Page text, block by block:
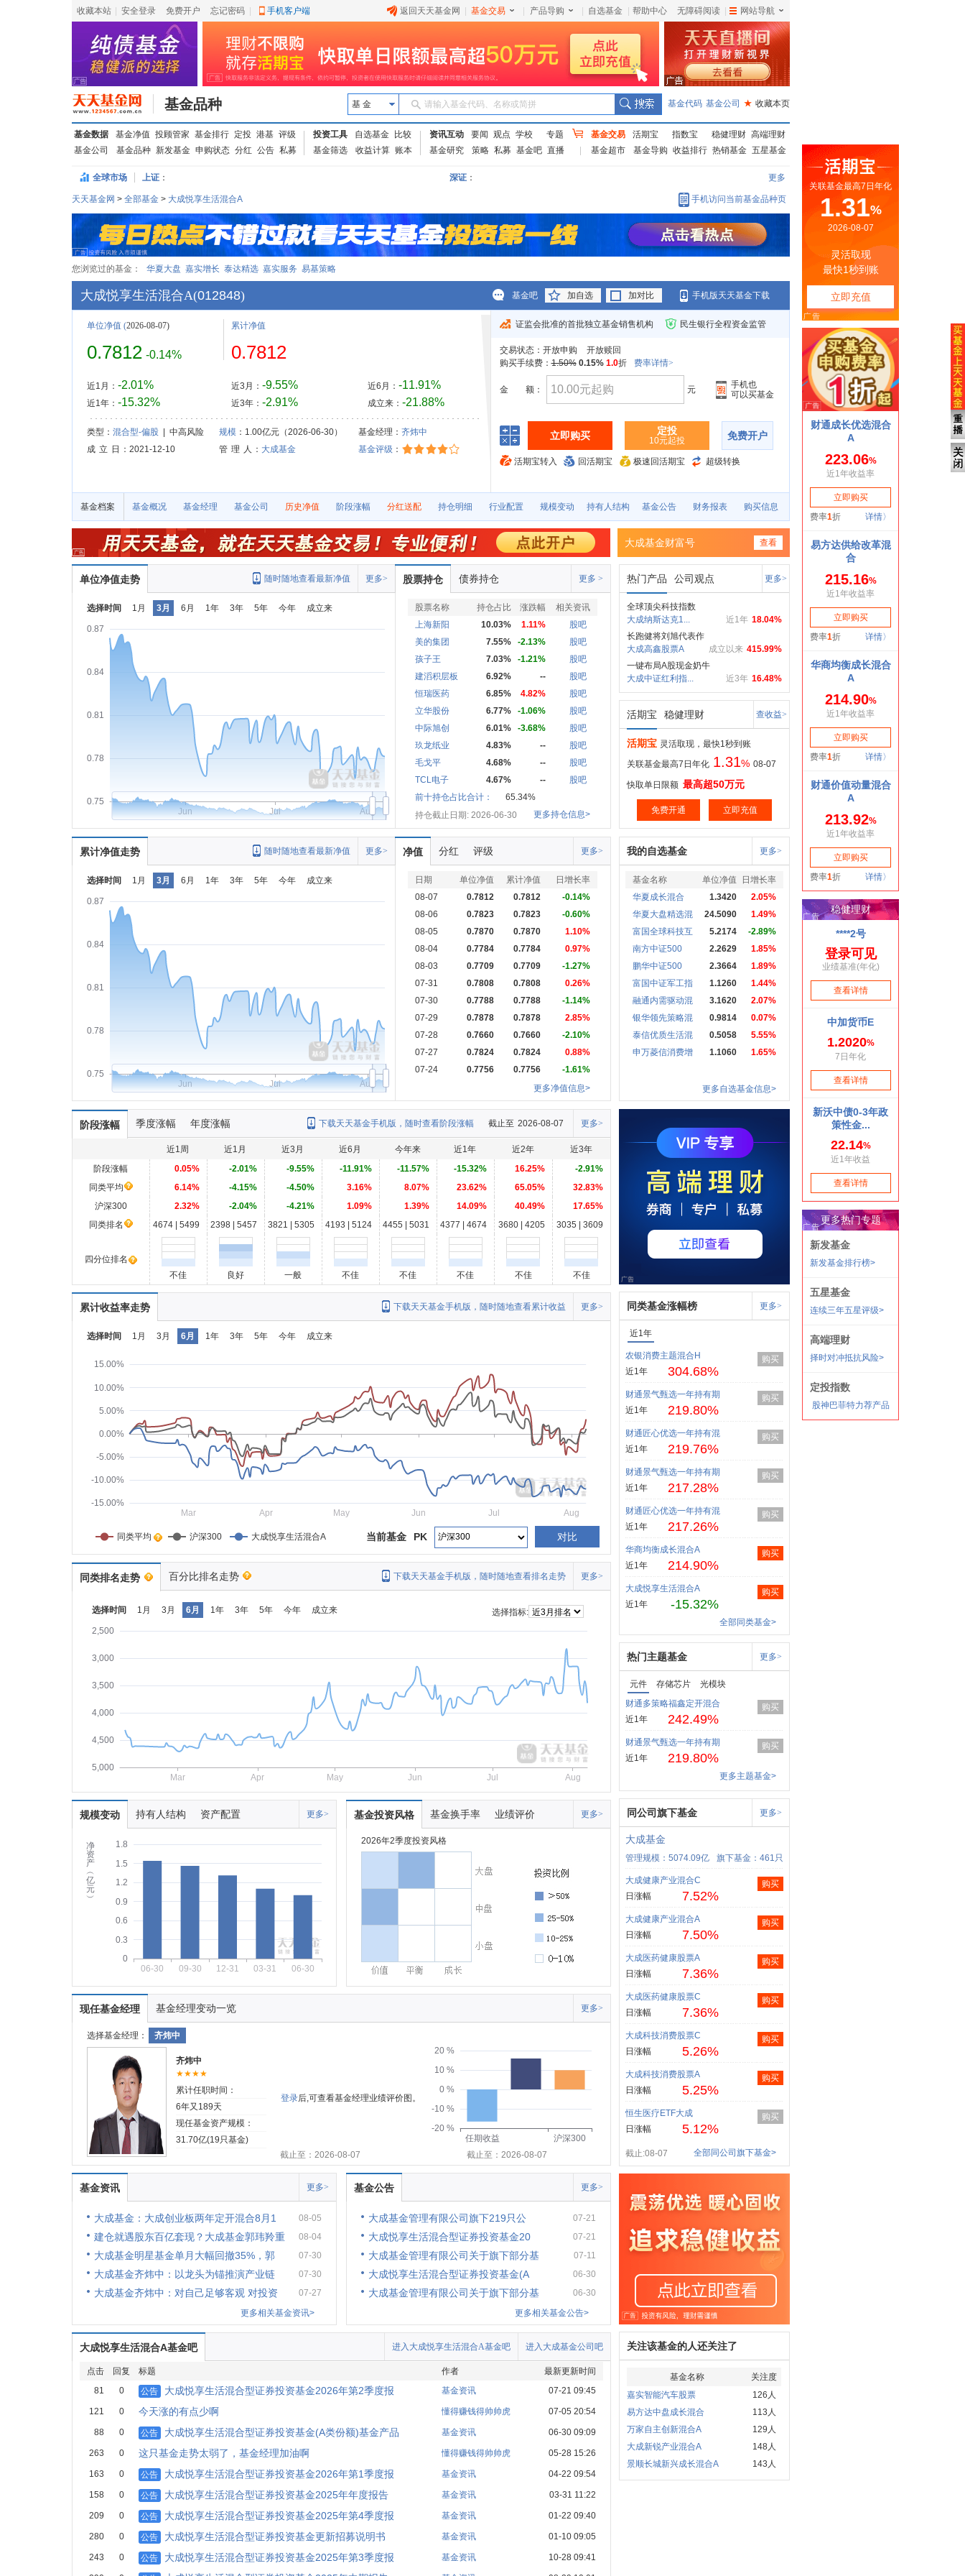
收藏本站 安全登录 免费开户 忘记密码 手机客户端 返回天天基金网 基金交易 产品导购 自选基金 帮助中心 无障碍阅读 网站导航
基金品种 基 金 请输入基金代码、名称或简拼 基金代码 基金公司 ★ 收藏本页
基金数据 基金净值 投顾管家 基金排行 定投 港基 评级
基金公司
基金品种 新发基金 申购状态 分红 公告 私募
投资工具 自选基金
比较
基金筛选
收益计算 账本
资讯互动 要闻 观点 学校
专题
基金研究
策略 私募 基金吧 直播
基金交易 活期宝 指数宝 稳健理财 高端理财
基金超市
基金导购 收益排行 热销基金 五星基金
全球市场 上证： 深证： 更多
天天基金网 > 全部基金 > 大成悦享生活混合A 手机访问当前基金品种页
您浏览过的基金： 华夏大盘 嘉实增长 泰达精选 嘉实服务 易基策略
大成悦享生活混合A(012848) 基金吧 加自选 加对比 手机版天天基金下载
单位净值 (2026-08-07)
0.7812 -0.14%
近1月： -2.01%
近1年： -15.32%
累计净值
0.7812
近3月： -9.55%
近3年： -2.91%
近6月： -11.91%
成立来： -21.88%
类型： 混合型-偏股| 中高风险 规模：1.00亿元（2026-06-30） 基金经理： 齐炜中
成 立 日
：2021-12-10 管 理 人 ： 大成基金 基金评级 ：
证监会批准的首批独立基金销售机构 民生银行全程资金监管
交易状态： 开放申购
开放赎回
购买手续费：1.50% 0.15% 1.0折 费率详情>
金 额： 元
手机也
可以买基金
立即购买 定投
10元起投 免费开户
活期宝转入 回活期宝 极速回活期宝 超级转换
基金档案 基金概况 基金经理 基金公司 历史净值 阶段涨幅 分红送配 持仓明细 行业配置 规模变动 持有人结构 基金公告 财务报表 购买信息
大成基金财富号 查看
单位净值走势 更多>
随时随地查看最新净值
选择时间 1月 3月 6月 1年 3年 5年 今年 成立来
0.75
0.78
0.81
0.84
0.87
Jun Jul Aug
股票持仓 债券持仓 更多 >
股票名称 持仓占比 涨跌幅
相关资讯
上海新阳
10.03% 1.11%
股吧
美的集团
7.55% -2.13%
股吧
孩子王
7.03% -1.21%
股吧
建滔积层板
6.92% --
股吧
恒瑞医药
6.85% 4.82%
股吧
立华股份
6.77% -1.06%
股吧
中际旭创
6.01% -3.68%
股吧
玖龙纸业
4.83% --
股吧
毛戈平
4.68% --
股吧
TCL电子
4.67% --
股吧
前十持仓占比合计：
65.34%
持仓截止日期: 2026-06-30
更多持仓信息>
热门产品 公司观点 更多>
全球顶尖科技指数
18.04%
近1年
大成纳斯达克1...
长跑健将刘旭代表作
415.99%
成立以来
大成高鑫股票A
一键布局A股现金奶牛
16.48%
近3年
大成中证红利指...
活期宝 稳健理财 查收益>
活期宝 灵活取现，最快1秒到账
关联基金最高7日年化 1.31% 08-07
快取单日限额 最高超50万元
免费开通 立即充值
累计净值走势 更多>
随时随地查看最新净值
选择时间 1月 3月 6月 1年 3年 5年 今年 成立来
0.75
0.78
0.81
0.84
0.87
Jun Jul Aug
净值 分红 评级 更多>
日期 单位净值 累计净值
日增长率
08-07
0.7812 0.7812
-0.14%
08-06
0.7823 0.7823
-0.60%
08-05
0.7870 0.7870
1.10%
08-04
0.7784 0.7784
0.97%
08-03
0.7709 0.7709
-1.27%
07-31
0.7808 0.7808
0.26%
07-30
0.7788 0.7788
-1.14%
07-29
0.7878 0.7878
2.85%
07-28
0.7660 0.7660
-2.10%
07-27
0.7824 0.7824
0.88%
07-24
0.7756 0.7756
-1.61%
更多净值信息>
我的自选基金 更多>
基金名称 单位净值
日增长率
华夏成长混合
1.3420
2.05%
华夏大盘精选混
24.5090
1.49%
富国全球科技互
5.2174
-2.89%
南方中证500
2.2629
1.85%
鹏华中证500
2.3664
1.89%
富国中证军工指
1.1260
1.44%
融通内需驱动混
3.1620
2.07%
银华领先策略混
0.9814
0.07%
泰信优质生活混
0.5058
5.55%
申万菱信消费增
1.1060 1.65%
更多自选基金信息>
阶段涨幅 季度涨幅 年度涨幅 更多>
截止至 2026-08-07
下载天天基金手机版，随时查看阶段涨幅
近1周 近1月 近3月 近6月 今年来 近1年 近2年
近3年
阶段涨幅
0.05% -2.01% -9.55% -11.91% -11.57% -15.32% 16.25%
-2.91%
同类平均
6.14% -4.15% -4.50% 3.16% 8.07% 23.62% 65.05%
32.83%
沪深300
2.32% -2.04% -4.21% 1.09% 1.39% 14.09% 40.49%
17.65%
同类排名
4674 | 5499 2398 | 5457 3821 | 5305 4193 | 5124 4455 | 5031 4377 | 4674 3680 | 4205 3035 | 3609
四分位排名
不佳
良好 一般 不佳 不佳 不佳 不佳 不佳
累计收益率走势 更多>
下载天天基金手机版，随时随地查看累计收益
选择时间 1月 3月 6月 1年 3年 5年 今年 成立来
-15.00%
-10.00%
-5.00%
0.00%
5.00%
10.00%
15.00%
Mar Apr May Jun Jul Aug
同类平均 沪深300 大成悦享生活混合A 对比
PK
当前基金
同类排名走势 百分比排名走势 更多>
下载天天基金手机版，随时随地查看排名走势
选择时间 1月 3月 6月 1年 3年 5年 今年 成立来
选择指标:
2,500
3,000
3,500
4,000
4,500
5,000
Mar
Apr May Jun Jul Aug
规模变动 持有人结构 资产配置 更多>
净
资
产
︵
亿
元
︶
0
0.3
0.6
0.9
1.2
1.5
1.8
06-30 09-30 12-31 03-31 06-30
基金投资风格 基金换手率 业绩评价 更多>
2026年2季度投资风格
现任基金经理 基金经理变动一览 更多>
选择基金经理： 齐炜中
齐炜中
★★★★
累计任职时间：
6年又189天
现任基金资产规模：
31.70亿(19只基金)
登录后,可查看基金经理业绩评价图。
-20 %
-10 %
0 %
10 %
20 %
任期收益
沪深300
截止至：2026-08-07
截止至：2026-08-07
基金资讯 更多>
大成基金：大成创业板两年定开混合8月1 08-05
建仓就遇股东百亿套现？大成基金郭玮羚重 08-04
大成基金明星基金单月大幅回撤35%，郭 07-30
大成基金齐炜中：以龙头为锚推演产业链 07-30
大成基金齐炜中：对自己足够客观 对投资
07-27
更多相关基金资讯>
基金公告 更多>
大成基金管理有限公司旗下219只公 07-21
大成悦享生活混合型证券投资基金20 07-21
大成基金管理有限公司关于旗下部分基 07-11
大成悦享生活混合型证券投资基金(A 06-30
大成基金管理有限公司关于旗下部分基
06-30
更多相关基金公告>
大成悦享生活混合A基金吧 进入大成基金公司吧
进入大成悦享生活混合A基金吧
点击 回复 标题 作者
最新更新时间
81
0 公告 大成悦享生活混合型证券投资基金2026年第2季度报 基金资讯 07-21 09:45
121 0 今天涨的有点少啊 懂得赚钱得帅帅虎 07-05 20:54
88 0 公告 大成悦享生活混合型证券投资基金(A类份额)基金产品 基金资讯 06-30 09:09
263 0 这只基金走势太弱了，基金经理加油啊 懂得赚钱得帅帅虎 05-28 15:26
163 0 公告 大成悦享生活混合型证券投资基金2026年第1季度报 基金资讯 04-22 09:54
158 0 公告 大成悦享生活混合型证券投资基金2025年年度报告 基金资讯 03-31 11:22
209 0 公告 大成悦享生活混合型证券投资基金2025年第4季度报 基金资讯 01-22 09:40
280 0 公告 大成悦享生活混合型证券投资基金更新招募说明书 基金资讯 01-10 09:05
243 0 公告 大成悦享生活混合型证券投资基金2025年第3季度报 基金资讯 10-28 09:41
同类基金涨幅榜 更多>
近1年
农银消费主题混合H
近1年
304.68%
购买
财通景气甄选一年持有期
近1年
219.80%
购买
财通匠心优选一年持有混
近1年
219.76%
购买
财通景气甄选一年持有期
近1年
217.28%
购买
财通匠心优选一年持有混
近1年
217.26%
购买
华商均衡成长混合A
近1年
214.90%
购买
大成悦享生活混合A
近1年
-15.32%
购买
全部同类基金>
热门主题基金 更多>
元件 存储芯片
光模块
财通多策略福鑫定开混合
近1年
242.49%
购买
财通景气甄选一年持有期
近1年
219.80%
购买
更多主题基金>
同公司旗下基金 更多>
大成基金
管理规模：5074.09亿 旗下基金：461只
大成健康产业混合C
日涨幅
7.52%
购买
大成健康产业混合A
日涨幅
7.50%
购买
大成医药健康股票A
日涨幅
7.36%
购买
大成医药健康股票C
日涨幅
7.36%
购买
大成科技消费股票C
日涨幅
5.26%
购买
大成科技消费股票A
日涨幅
5.25%
购买
恒生医疗ETF大成
日涨幅
5.12%
购买
截止:08-07 全部同公司旗下基金>
关注该基金的人还关注了
基金名称
关注度
嘉实智能汽车股票
126人
易方达中盘成长混合
113人
万家自主创新混合A
129人
大成新锐产业混合A
148人
景顺长城新兴成长混合A
143人